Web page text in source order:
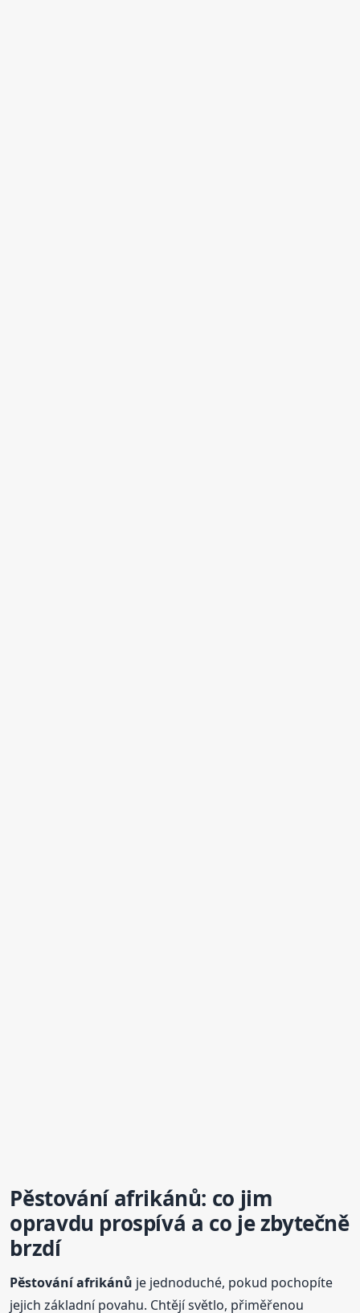
Pěstování afrikánů: co jim
opravdu prospívá a co je zbytečně
brzdí
Pěstování afrikánů je jednoduché, pokud pochopíte
jejich základní povahu. Chtějí světlo, přiměřenou